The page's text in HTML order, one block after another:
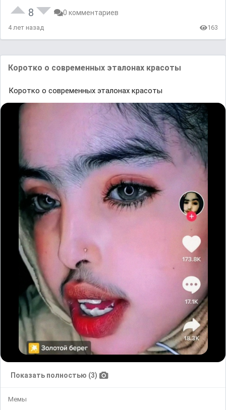
8 0 комментариев
4 лет назад 163
Коротко о современных эталонах красоты
Коротко о современных эталонах красоты
Показать полностью (3)
Мемы